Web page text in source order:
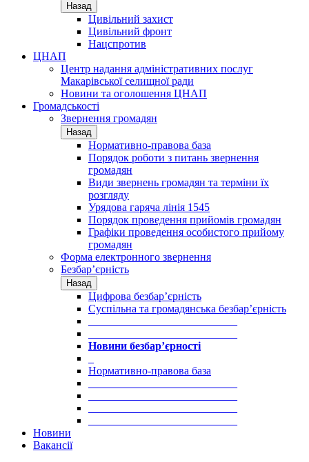
Назад
Цивільний захист
Цивільний фронт
Нацспротив
ЦНАП
Центр надання адміністративних послуг
Макарівської селищної ради
Новини та оголошення ЦНАП
Громадськості
Звернення громадян
Назад
Нормативно-правова база
Порядок роботи з питань звернення
громадян
Види звернень громадян та терміни їх
розгляду
Урядова гаряча лінія 1545
Порядок проведення прийомів громадян
Графіки проведення особистого прийому
громадян
Форма електронного звернення
Безбар’єрність
Назад
Цифрова безбар’єрність
Суспільна та громадянська безбар’єрність
Новини безбар’єрності
Нормативно-правова база
Новини
Вакансії